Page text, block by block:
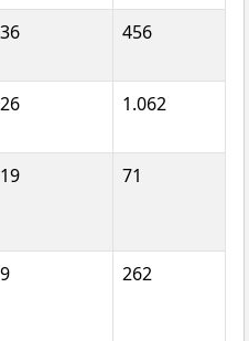
36 456
26 1.062
19 71
9 262